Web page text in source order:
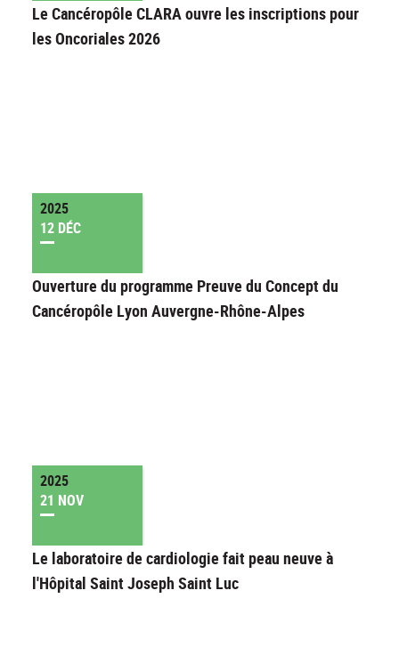
Le Cancéropôle CLARA ouvre les inscriptions pour
les Oncoriales 2026
2025
12 DÉC
Ouverture du programme Preuve du Concept du
Cancéropôle Lyon Auvergne-Rhône-Alpes
2025
21 NOV
Le laboratoire de cardiologie fait peau neuve à
l'Hôpital Saint Joseph Saint Luc